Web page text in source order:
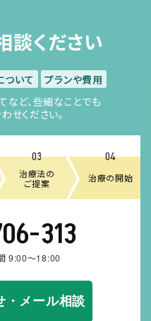
談ください
ついて
プランや費用
など、些細なことでも
せください。
治療法の
ご提案
治療の開始
03 04
313
9:00～18:00
・メール相談